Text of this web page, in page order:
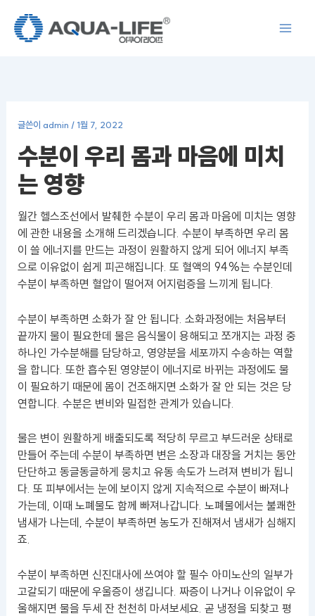
글쓴이 admin /1월 7, 2022
수분이 우리 몸과 마음에 미치
는 영향
월간 헬스조선에서 발췌한 수분이 우리 몸과 마음에 미치는 영향
에 관한 내용을 소개해 드리겠습니다. 수분이 부족하면 우리 몸
이 쓸 에너지를 만드는 과정이 원활하지 않게 되어 에너지 부족
으로 이유없이 쉽게 피곤해집니다. 또 혈액의 94%는 수분인데
수분이 부족하면 혈압이 떨어져 어지럼증을 느끼게 됩니다.
수분이 부족하면 소화가 잘 안 됩니다. 소화과정에는 처음부터
끝까지 물이 필요한데 물은 음식물이 용해되고 쪼개지는 과정 중
하나인 가수분해를 담당하고, 영양분을 세포까지 수송하는 역할
을 합니다. 또한 흡수된 영양분이 에너지로 바뀌는 과정에도 물
이 필요하기 때문에 몸이 건조해지면 소화가 잘 안 되는 것은 당
연합니다. 수분은 변비와 밀접한 관계가 있습니다.
물은 변이 원활하게 배출되도록 적당히 무르고 부드러운 상태로
만들어 주는데 수분이 부족하면 변은 소장과 대장을 거치는 동안
단단하고 동글동글하게 뭉치고 유동 속도가 느려져 변비가 됩니
다. 또 피부에서는 눈에 보이지 않게 지속적으로 수분이 빠져나
가는데, 이때 노폐물도 함께 빠져나갑니다. 노폐물에서는 불쾌한
냄새가 나는데, 수분이 부족하면 농도가 진해져서 냄새가 심해지
죠.
수분이 부족하면 신진대사에 쓰여야 할 필수 아미노산의 일부가
고갈되기 때문에 우울증이 생깁니다. 짜증이 나거나 이유없이 우
울해지면 물을 두세 잔 천천히 마셔보세요. 곧 냉정을 되찾고 평